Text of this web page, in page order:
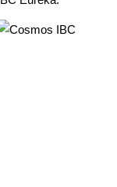
de copy trading